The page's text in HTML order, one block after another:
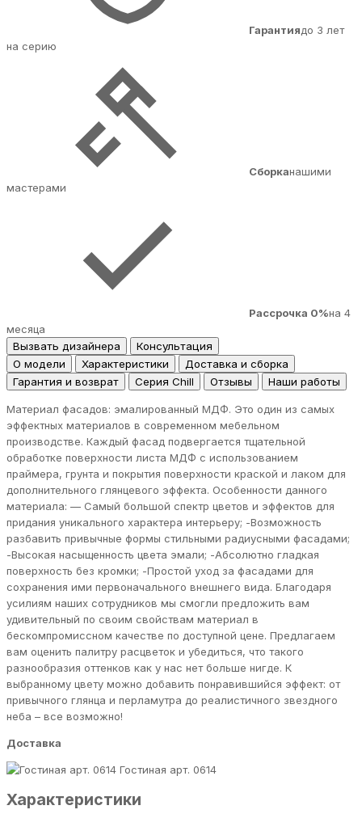
Гарантиядо 3 лет
на серию
Сборканашими
мастерами
Рассрочка 0%на 4
месяца
Вызвать дизайнера
Консультация
О модели
Характеристики
Доставка и сборка
Гарантия и возврат
Серия Chill Отзывы Наши работы
Материал фасадов: эмалированный МДФ. Это один из самых
эффектных материалов в современном мебельном
производстве. Каждый фасад подвергается тщательной
обработке поверхности листа МДФ с использованием
праймера, грунта и покрытия поверхности краской и лаком для
дополнительного глянцевого эффекта. Особенности данного
материала: — Самый большой спектр цветов и эффектов для
придания уникального характера интерьеру; -Возможность
разбавить привычные формы стильными радиусными фасадами;
-Высокая насыщенность цвета эмали; -Абсолютно гладкая
поверхность без кромки; -Простой уход за фасадами для
сохранения ими первоначального внешнего вида. Благодаря
усилиям наших сотрудников мы смогли предложить вам
удивительный по своим свойствам материал в
бескомпромиссном качестве по доступной цене. Предлагаем
вам оценить палитру расцветок и убедиться, что такого
разнообразия оттенков как у нас нет больше нигде. К
выбранному цвету можно добавить понравившийся эффект: от
привычного глянца и перламутра до реалистичного звездного
неба – все возможно!
Доставка
Гостиная арт. 0614
Характеристики